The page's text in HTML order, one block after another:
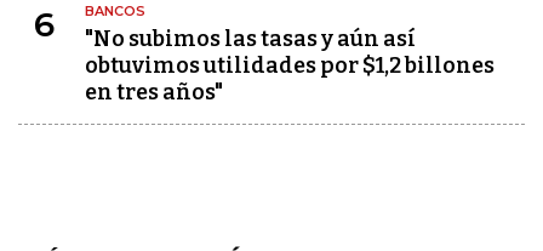
6 BANCOS
"No subimos las tasas y aún así
obtuvimos utilidades por $1,2 billones
en tres años"